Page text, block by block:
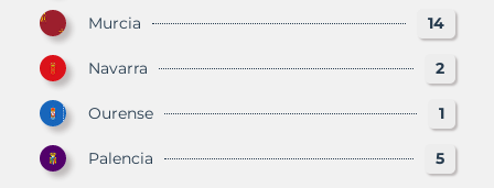
Murcia 14
Navarra 2
Ourense 1
Palencia 5